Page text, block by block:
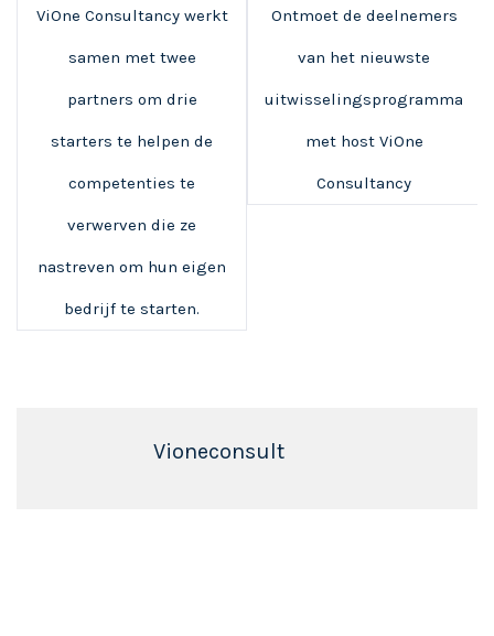
ViOne Consultancy werkt
samen met twee
partners om drie
starters te helpen de
competenties te
verwerven die ze
nastreven om hun eigen
bedrijf te starten.
Ontmoet de deelnemers
van het nieuwste
uitwisselingsprogramma
met host ViOne
Consultancy
Vioneconsult